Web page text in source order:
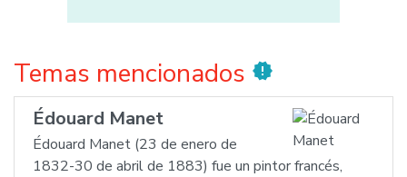
Temas mencionados new_releases
Édouard Manet
Édouard Manet (23 de enero de
1832-30 de abril de 1883) fue un pintor francés,